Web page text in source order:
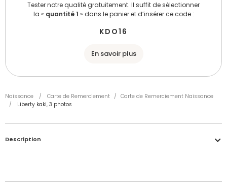
Tester notre qualité gratuitement. Il suffit de sélectionner
la « quantité 1 » dans le panier et d’insérer ce code :
KDO16
En savoir plus
Naissance / Carte de Remerciement / Carte de Remerciement Naissance
/
Liberty kaki, 3 photos
Description